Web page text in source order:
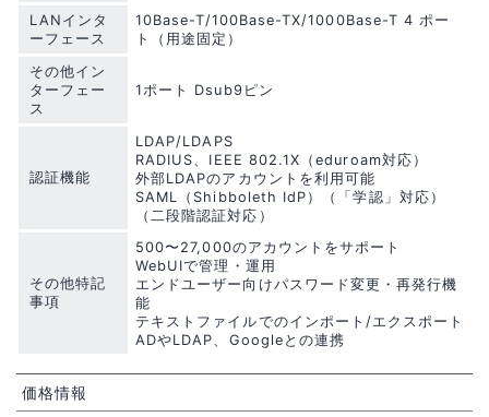
LANインタ
ーフェース
10Base-T/100Base-TX/1000Base-T 4 ポー
ト（用途固定）
その他イン
ターフェー
ス
1ポート Dsub9ピン
認証機能
LDAP/LDAPS
RADIUS、IEEE 802.1X（eduroam対応）
外部LDAPのアカウントを利用可能
SAML（Shibboleth IdP）（「学認」対応）
（二段階認証対応）
その他特記
事項
500〜27,000のアカウントをサポート
WebUIで管理・運用
エンドユーザー向けパスワード変更・再発行機
能
テキストファイルでのインポート/エクスポート
ADやLDAP、Googleとの連携
価格情報